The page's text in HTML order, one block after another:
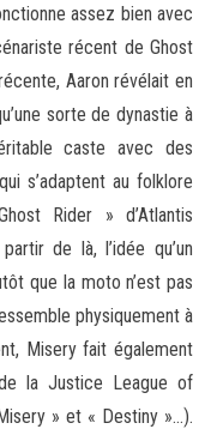
assez bien avec
récent de Ghost
Aaron révélait en
sorte de dynastie à
caste avec des
s’adaptent au folklore
Rider » d’Atlantis
de là, l’idée qu’un
que la moto n’est pas
physiquement à
Misery fait également
la Justice League of
» et « Destiny »…).